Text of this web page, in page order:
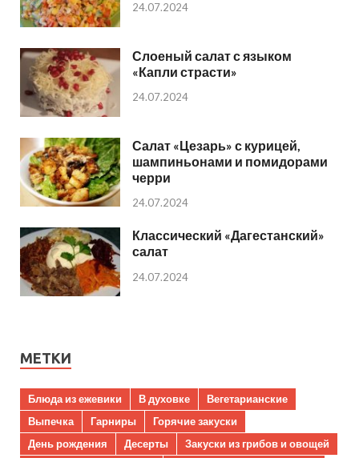
24.07.2024
Слоеный салат с языком
«Капли страсти»
24.07.2024
Салат «Цезарь» с курицей,
шампиньонами и помидорами
черри
24.07.2024
Классический «Дагестанский»
салат
24.07.2024
МЕТКИ
Блюда из ежевики В духовке
Вегетарианские
Выпечка
Гарниры
Горячие закуски
День рождения
Десерты
Закуски из грибов и овощей